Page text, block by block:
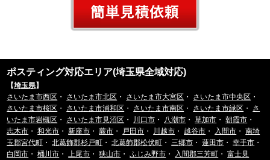
ポスティング対応エリア(埼玉県全域対応)
【埼玉県】
さいたま市西区 ・ さいたま市北区 ・ さいたま市大宮区 ・ さいたま市中央区 ・
さいたま市桜区 ・ さいたま市浦和区 ・ さいたま市南区 ・ さいたま市緑区 ・ さ
いたま市岩槻区 ・ さいたま市見沼区 ・ 川口市 ・ 八潮市 ・草加市 ・朝霞市 ・
志木市 ・和光市 ・新座市 ・蕨市 ・ 戸田市 ・ 川越市 ・ 越谷市 ・ 入間市 ・南埼
玉郡宮代町 ・北葛飾郡杉戸町 ・北葛飾郡松伏町 ・ 三郷市 ・蓮田市 ・幸手市 ・
白岡市 ・桶川市 ・ 上尾市 ・狭山市 ・ふじみ野市 ・ 入間郡三芳町 ・富士見